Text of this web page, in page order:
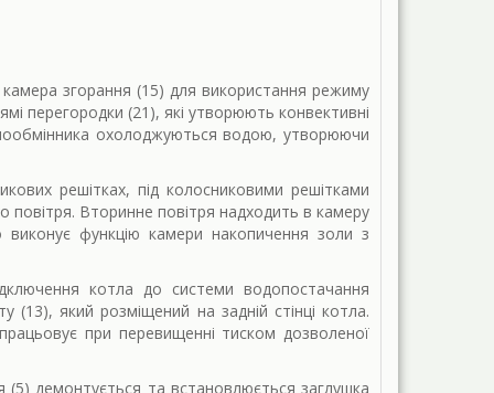
згорання (15) для використання режиму
перегородки (21), які утворюють конвективні
охолоджуються водою, утворюючи
решітках, під колосниковими решітками
повітря. Вторинне повітря надходить в камеру
функцію камери накопичення золи з
котла до системи водопостачання
(13), який розміщений на задній стінці котла.
при перевищенні тиском дозволеної
демонтується та встановлюється заглушка